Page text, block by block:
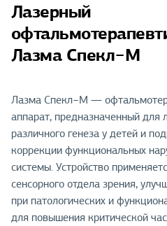
Лазерный
Лазма Спекл−М
Лазма Спекл−М —
аппарат, предназначенный для
различного генеза у детей и
коррекции функциональных
системы. Устройство
сенсорного отдела зрения,
при патологических и
для повышения критической